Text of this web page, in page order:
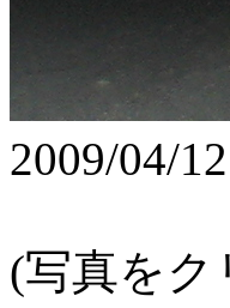
2009/04/
(写真を